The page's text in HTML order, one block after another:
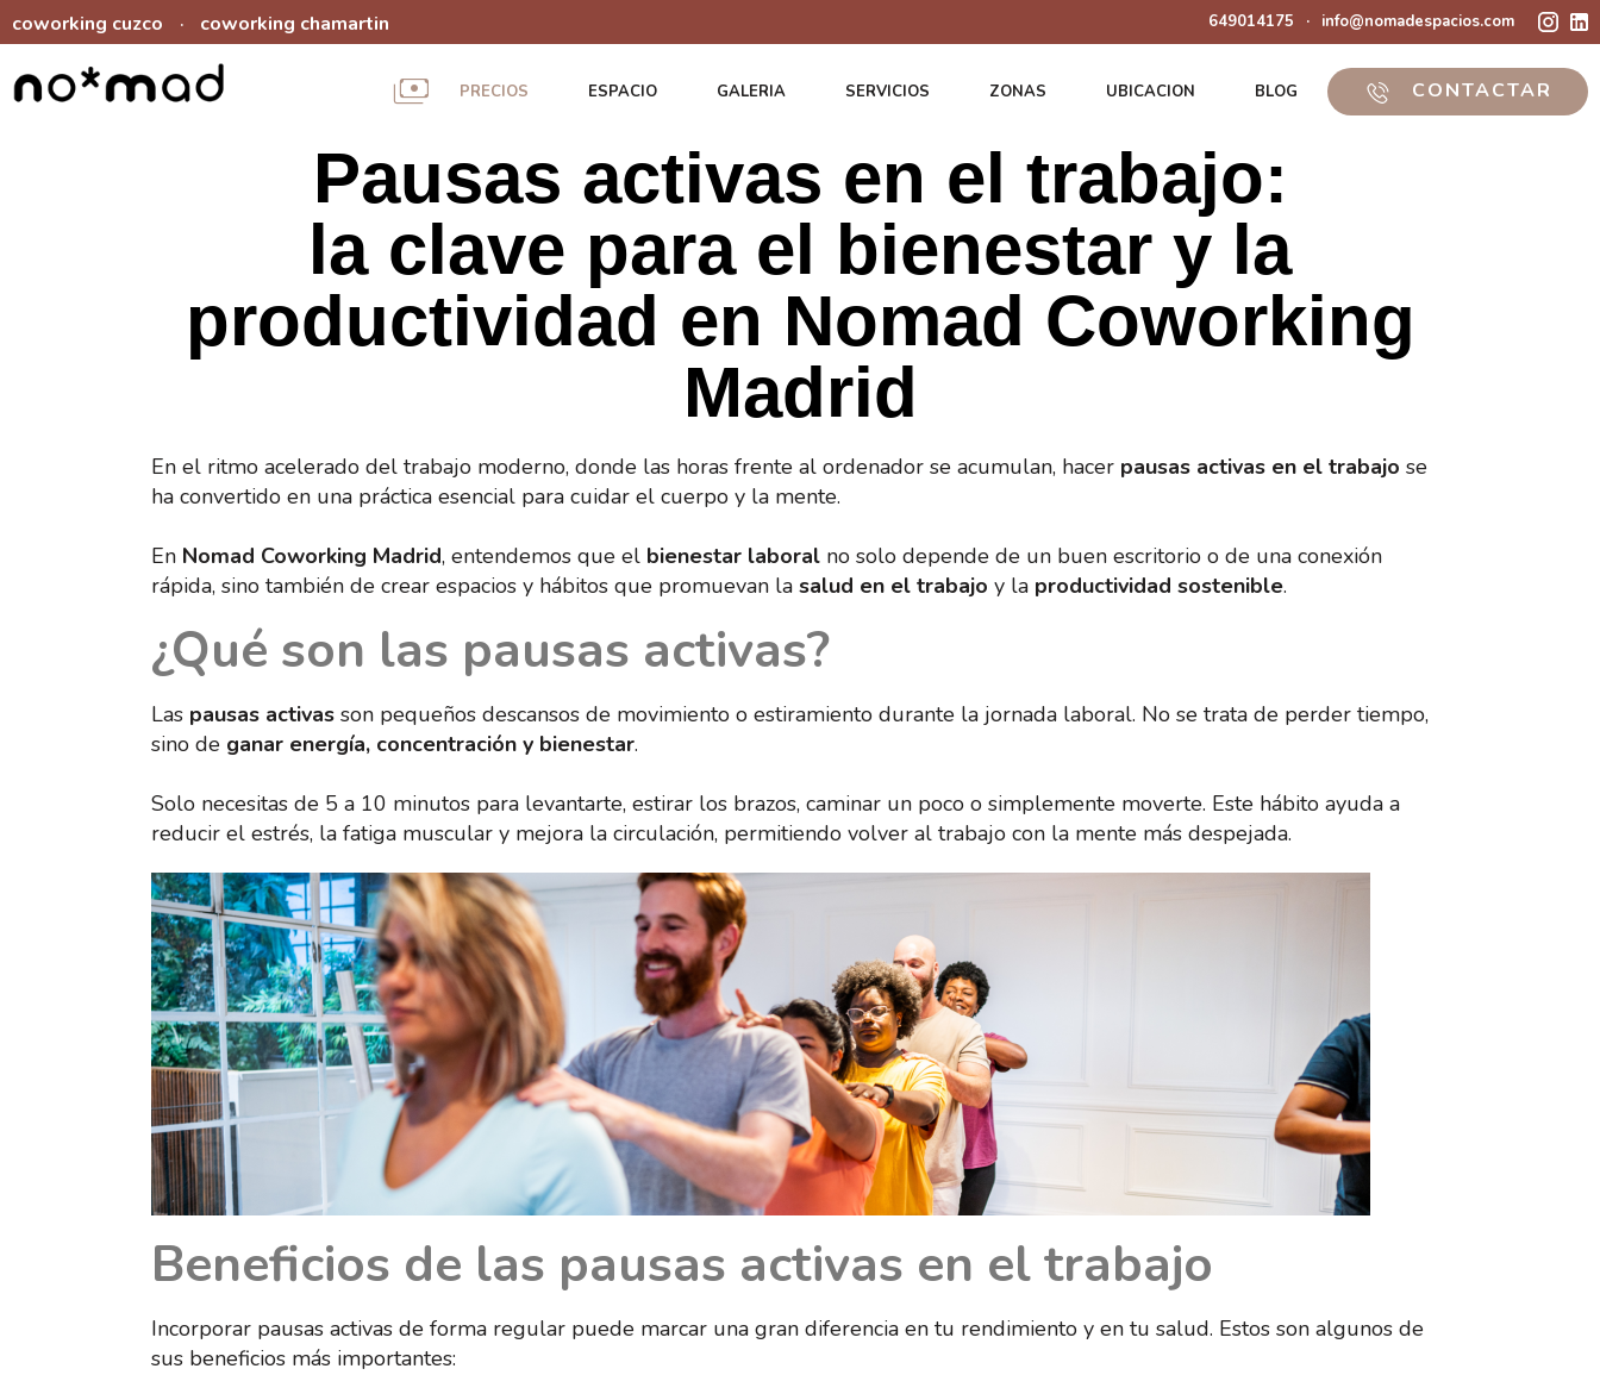
coworking cuzco · coworking chamartin 649014175 · info@nomadespacios.com
PRECIOS ESPACIO GALERIA SERVICIOS ZONAS UBICACION BLOG CONTACTAR
Pausas activas en el trabajo:
la clave para el bienestar y la
productividad en Nomad Coworking
Madrid
En el ritmo acelerado del trabajo moderno, donde las horas frente al ordenador se acumulan, hacer pausas activas en el trabajo se
ha convertido en una práctica esencial para cuidar el cuerpo y la mente.
En Nomad Coworking Madrid, entendemos que el bienestar laboral no solo depende de un buen escritorio o de una conexión
rápida, sino también de crear espacios y hábitos que promuevan la salud en el trabajo y la productividad sostenible.
¿Qué son las pausas activas?
Las pausas activas son pequeños descansos de movimiento o estiramiento durante la jornada laboral. No se trata de perder tiempo,
sino de ganar energía, concentración y bienestar.
Solo necesitas de 5 a 10 minutos para levantarte, estirar los brazos, caminar un poco o simplemente moverte. Este hábito ayuda a
reducir el estrés, la fatiga muscular y mejora la circulación, permitiendo volver al trabajo con la mente más despejada.
Beneficios de las pausas activas en el trabajo
Incorporar pausas activas de forma regular puede marcar una gran diferencia en tu rendimiento y en tu salud. Estos son algunos de
sus beneficios más importantes: